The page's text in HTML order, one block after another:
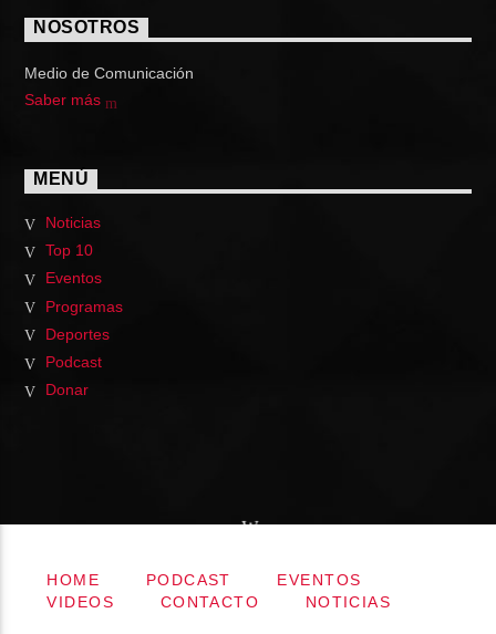
NOSOTROS
Medio de Comunicación
Saber más
MENÚ
Noticias
Top 10
Eventos
Programas
Deportes
Podcast
Donar
HOME PODCAST
EVENTOS
VIDEOS
CONTACTO NOTICIAS